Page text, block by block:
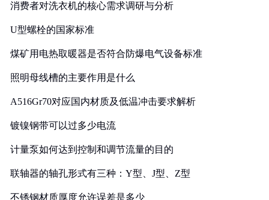
消费者对洗衣机的核心需求调研与分析
U型螺栓的国家标准
煤矿用电热取暖器是否符合防爆电气设备标准
照明母线槽的主要作用是什么
A516Gr70对应国内材质及低温冲击要求解析
镀镍钢带可以过多少电流
计量泵如何达到控制和调节流量的目的
联轴器的轴孔形式有三种：Y型、J型、Z型
不锈钢材质厚度允许误差是多少